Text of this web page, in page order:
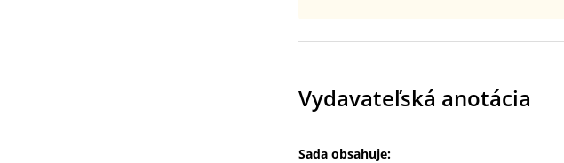
Vydavateľská anotácia
Sada obsahuje: